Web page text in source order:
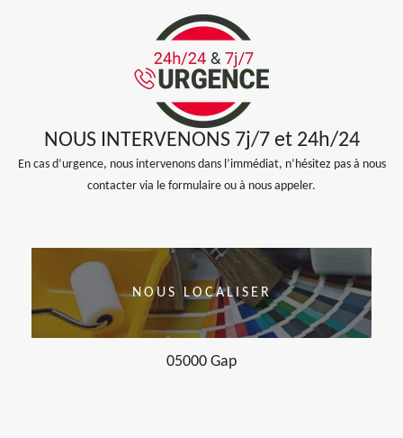
NOUS INTERVENONS 7j/7 et 24h/24
En cas d’urgence, nous intervenons dans l’immédiat, n’hésitez pas à nous
contacter via le formulaire ou à nous appeler.
NOUS LOCALISER
05000 Gap